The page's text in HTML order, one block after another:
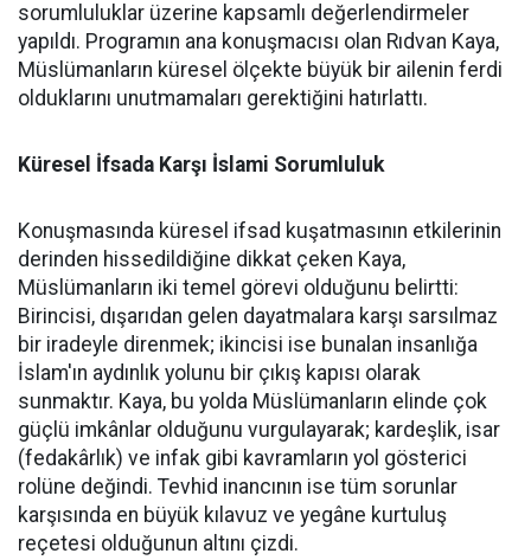
sorumluluklar üzerine kapsamlı değerlendirmeler
yapıldı. Programın ana konuşmacısı olan Rıdvan Kaya,
Müslümanların küresel ölçekte büyük bir ailenin ferdi
olduklarını unutmamaları gerektiğini hatırlattı.
Küresel İfsada Karşı İslami Sorumluluk
Konuşmasında küresel ifsad kuşatmasının etkilerinin
derinden hissedildiğine dikkat çeken Kaya,
Müslümanların iki temel görevi olduğunu belirtti:
Birincisi, dışarıdan gelen dayatmalara karşı sarsılmaz
bir iradeyle direnmek; ikincisi ise bunalan insanlığa
İslam'ın aydınlık yolunu bir çıkış kapısı olarak
sunmaktır. Kaya, bu yolda Müslümanların elinde çok
güçlü imkânlar olduğunu vurgulayarak; kardeşlik, isar
(fedakârlık) ve infak gibi kavramların yol gösterici
rolüne değindi. Tevhid inancının ise tüm sorunlar
karşısında en büyük kılavuz ve yegâne kurtuluş
reçetesi olduğunun altını çizdi.